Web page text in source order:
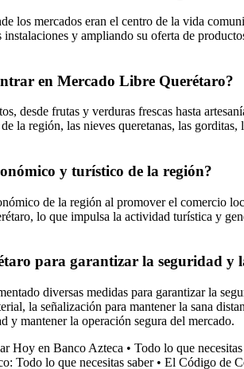
mercados eran el centro de la vida
y ampliando su oferta de
en Mercado Libre Querétaro?
desde frutas y verduras frescas hasta
la región, las nieves queretanas, las
y turístico de la región?
de la región al promover el comercio
lo que impulsa la actividad turística y
para garantizar la seguridad y
diversas medidas para garantizar la
la señalización para mantener la sana
y mantener la operación segura del mercado.
Hoy en Banco Azteca • Todo lo que
Todo lo que necesitas saber• El Código de